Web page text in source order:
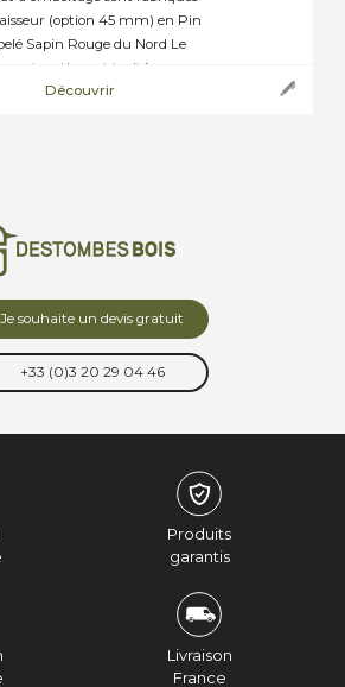
(option 45 mm) en Pin
Sapin Rouge du Nord Le
construction est traité
Porte métallique
Découvrir
Je souhaite un devis gratuit
+33 (0)3 20 29 04 46
Produits
garantis
Livraison
France